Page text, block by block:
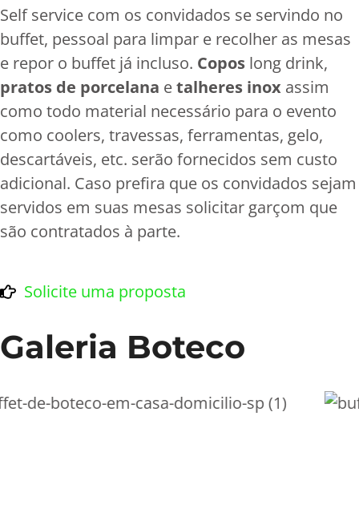
Self service com os convidados se servindo no
buffet, pessoal para limpar e recolher as mesas
e repor o buffet já incluso. Copos long drink,
pratos de porcelana etalheres inox assim
como todo material necessário para o evento
como coolers, travessas, ferramentas, gelo,
descartáveis, etc. serão fornecidos sem custo
adicional. Caso prefira que os convidados sejam
servidos em suas mesas solicitar garçom que
são contratados à parte.
Solicite uma proposta
Galeria Boteco